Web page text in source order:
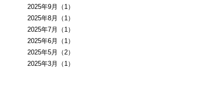
2025年9月（1）
2025年8月（1）
2025年7月（1）
2025年6月（1）
2025年5月（2）
2025年3月（1）